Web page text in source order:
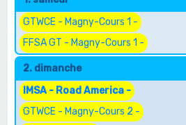
GTWCE - Magny-Cours 1 -
FFSA GT - Magny-Cours 1 -
2. dimanche
IMSA - Road America -
GTWCE - Magny-Cours 2 -